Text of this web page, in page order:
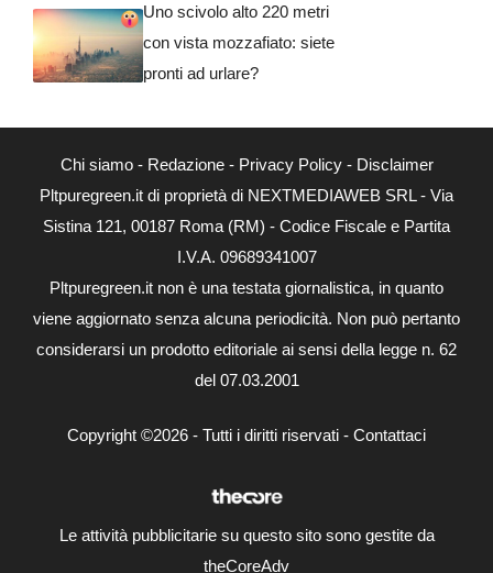
Uno scivolo alto 220 metri
con vista mozzafiato: siete
pronti ad urlare?
Chi siamo- Redazione- Privacy Policy- Disclaimer
Pltpuregreen.it di proprietà di NEXTMEDIAWEB SRL - Via
Sistina 121, 00187 Roma (RM) - Codice Fiscale e Partita
I.V.A. 09689341007
Pltpuregreen.it non è una testata giornalistica, in quanto
viene aggiornato senza alcuna periodicità. Non può pertanto
considerarsi un prodotto editoriale ai sensi della legge n. 62
del 07.03.2001
Copyright ©2026 - Tutti i diritti riservati - Contattaci
Le attività pubblicitarie su questo sito sono gestite da
theCoreAdv